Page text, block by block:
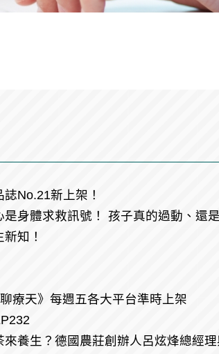
No.21新上架！
身體求救訊號！ 孩子真的過動、
知！
療天》每週五各大平台準時上架
來養生？德國農莊創辦人呂炫烽總